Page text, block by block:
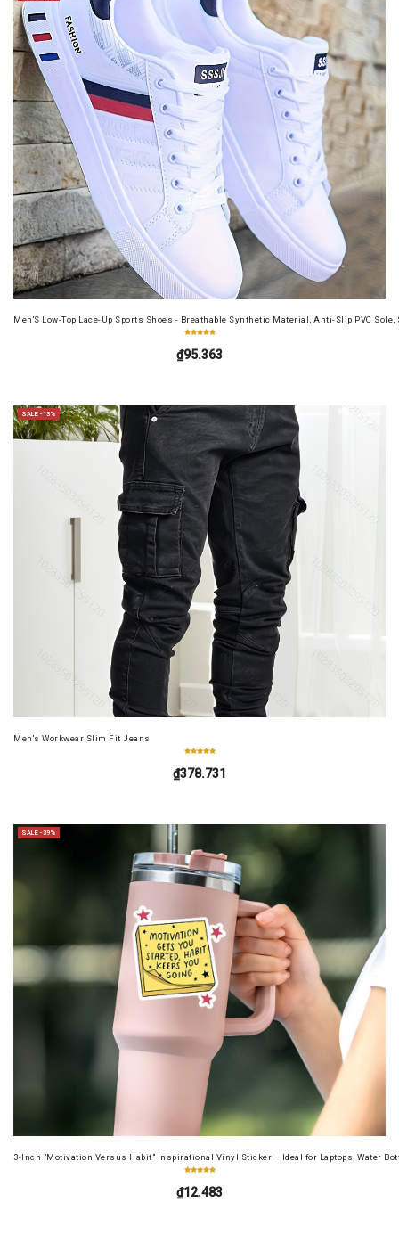
Men'S Low-Top Lace-Up Sports Shoes - Breathable Synthetic Material, Anti-Slip PVC
₫95.363
SALE -13%
Men's Workwear Slim Fit Jeans
₫378.731
SALE -39%
3-Inch "Motivation Versus Habit" Inspirational Vinyl Sticker – Ideal for Laptops, Water
₫12.483